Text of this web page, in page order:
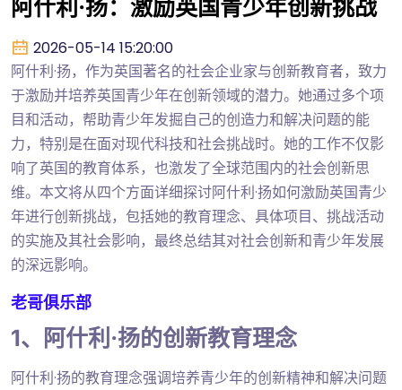
阿什利·扬：激励英国青少年创新挑战
2026-05-14 15:20:00
阿什利·扬，作为英国著名的社会企业家与创新教育者，致力
于激励并培养英国青少年在创新领域的潜力。她通过多个项
目和活动，帮助青少年发掘自己的创造力和解决问题的能
力，特别是在面对现代科技和社会挑战时。她的工作不仅影
响了英国的教育体系，也激发了全球范围内的社会创新思
维。本文将从四个方面详细探讨阿什利·扬如何激励英国青少
年进行创新挑战，包括她的教育理念、具体项目、挑战活动
的实施及其社会影响，最终总结其对社会创新和青少年发展
的深远影响。
老哥俱乐部
1、阿什利·扬的创新教育理念
阿什利·扬的教育理念强调培养青少年的创新精神和解决问题